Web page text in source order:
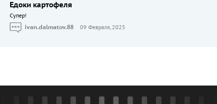
Едоки картофеля
Cупер!
ivan.dalmatov.88
09 Февраля, 2025